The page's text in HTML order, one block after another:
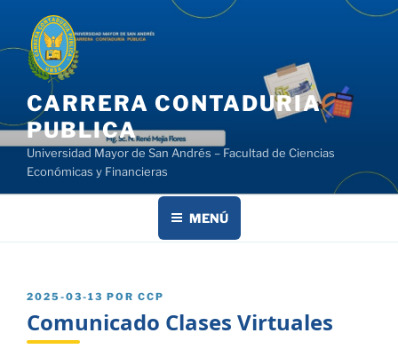
contenido
CARRERA CONTADURIA
PUBLICA
Universidad Mayor de San Andrés – Facultad de Ciencias
Económicas y Financieras
MENÚ
PUBLICADO
2025-03-13 POR CCP
Comunicado Clases Virtuales